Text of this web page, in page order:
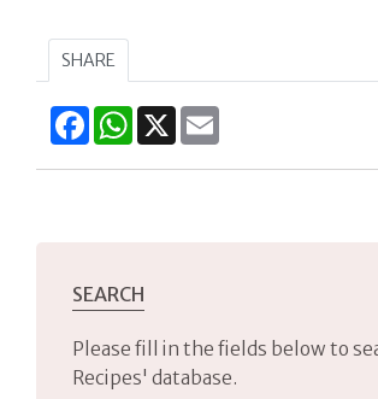
SHARE
FacebookWhatsApp
X
SEARCH
Please fill in the fields below to
Recipes' database.